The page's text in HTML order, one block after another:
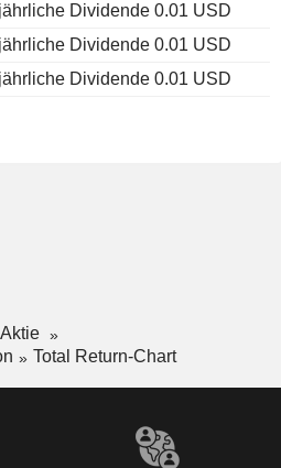
Dividende 0.01 USD
Dividende 0.01 USD
Dividende 0.01 USD
Total Return-Chart